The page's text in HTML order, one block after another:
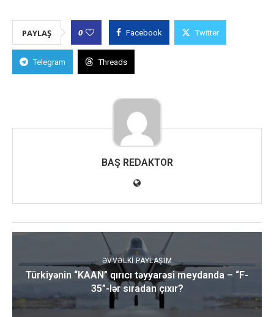
PAYLAŞ 0 Facebook Twitter
Telegram Threads
BAŞ REDAKTOR
ƏVVƏLKI PAYLAŞIM
Türkiyənin “KAAN” qırıcı təyyarəsi meydanda – “F-
35”-lər sıradan çıxır?